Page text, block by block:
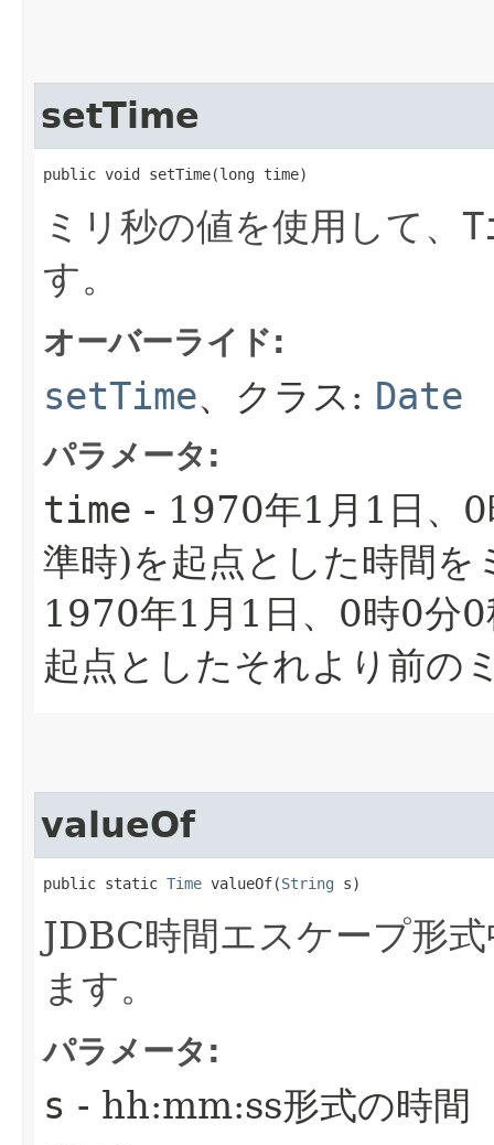
setTime
public void setTime​(long time)
ミリ秒の値を使用して、
す。
オーバーライド:
setTime、クラス: Date
パラメータ:
time - 1970年1月1日、
準時)を起点とした時間を
1970年1月1日、0時0分
起点としたそれより前の
valueOf
public static Time valueOf​(String s)
JDBC時間エスケープ形
ます。
パラメータ:
s - hh:mm:ss形式の時間